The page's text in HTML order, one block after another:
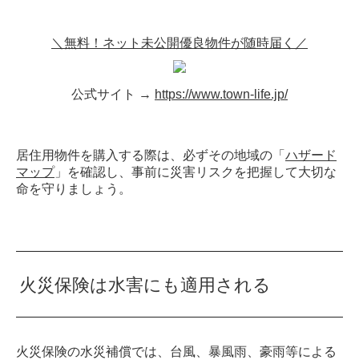
＼無料！ネット未公開優良物件が随時届く／
公式サイト → https://www.town-life.jp/
居住用物件を購入する際は、必ずその地域の「 ハザード
マップ」を確認し、事前に災害リスクを把握して大切な
命を守りましょう。
火災保険は水害にも適用される
火災保険の水災補償では、台風、暴風雨、豪雨等による